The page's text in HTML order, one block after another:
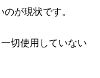
が現状です。
切使用していない